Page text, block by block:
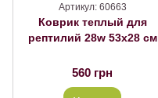
Артикул: 60663
Коврик теплый для
рептилий 28w 53х28 см
560 грн